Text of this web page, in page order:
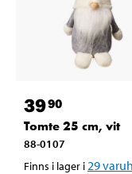
3990
Tomte 25 cm, vit
88-0107
Finns i lager i 29